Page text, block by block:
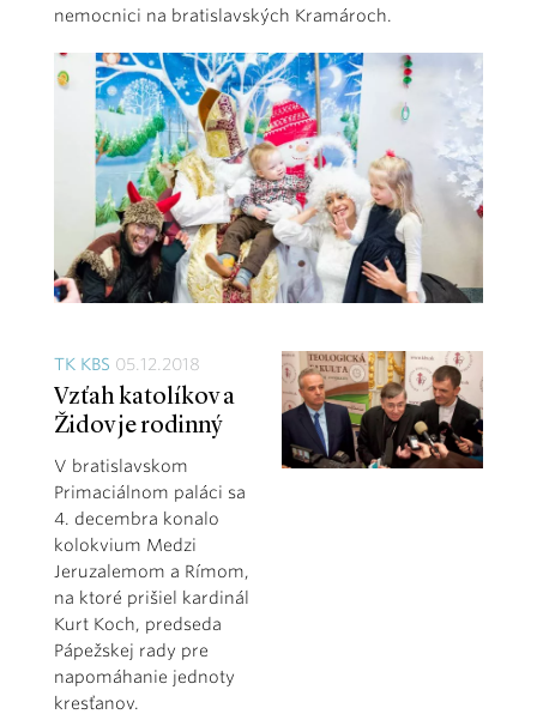
nemocnici na bratislavských Kramároch.
TK KBS 05.12.2018
Vzťah katolíkov a
Židov je rodinný
V bratislavskom
Primaciálnom paláci sa
4. decembra konalo
kolokvium Medzi
Jeruzalemom a Rímom,
na ktoré prišiel kardinál
Kurt Koch, predseda
Pápežskej rady pre
napomáhanie jednoty
kresťanov.